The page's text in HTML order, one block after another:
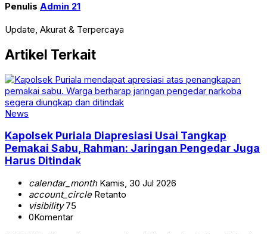
Penulis Admin 21
Update, Akurat & Terpercaya
Artikel Terkait
News
Kapolsek Puriala Diapresiasi Usai Tangkap
Pemakai Sabu, Rahman: Jaringan Pengedar Juga
Harus Ditindak
calendar_monthKamis, 30 Jul 2026
account_circleRetanto
visibility75
0Komentar